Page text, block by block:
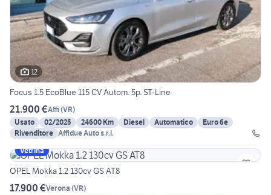
12
Focus 1.5 EcoBlue 115 CV Autom. 5p. ST-Line
21.900 €Affi (VR)
Usato
02/2025 24600 Km Diesel Automatico
Euro 6e
Rivenditore Affidue Auto s.r.l.
Vetrina
OPEL Mokka 1.2 130cv GS AT8
17.900 €Verona (VR)